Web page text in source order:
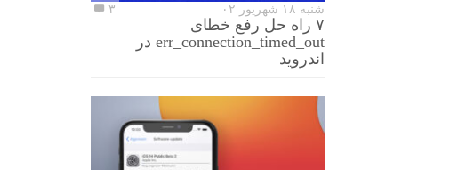
شنبه ۱۸ شهریور ۰۲ ۳
۷ راه حل رفع خطای
err_connection_timed_out در
اندروید